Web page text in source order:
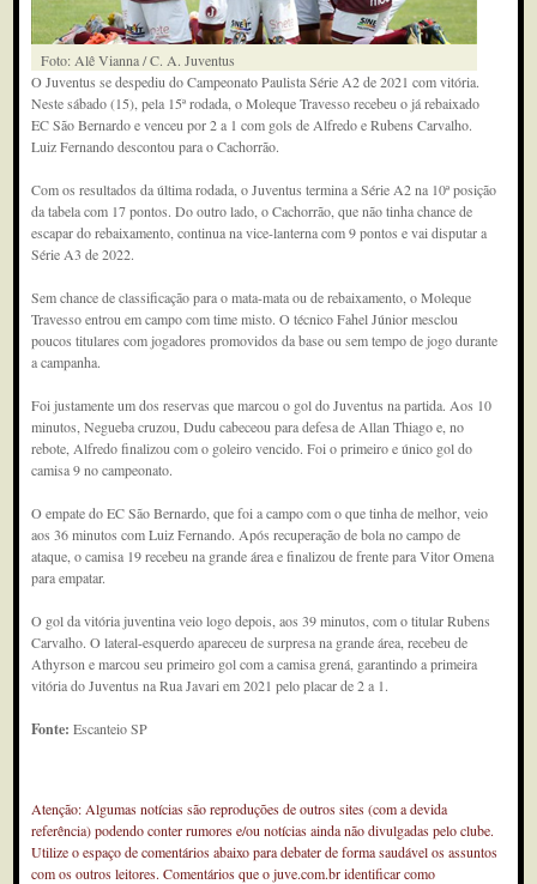
Foto: Alê Vianna / C. A. Juventus
O Juventus se despediu do Campeonato Paulista Série A2 de 2021 com vitória.
Neste sábado (15), pela 15ª rodada, o Moleque Travesso recebeu o já rebaixado
EC São Bernardo e venceu por 2 a 1 com gols de Alfredo e Rubens Carvalho.
Luiz Fernando descontou para o Cachorrão.
Com os resultados da última rodada, o Juventus termina a Série A2 na 10ª posição
da tabela com 17 pontos. Do outro lado, o Cachorrão, que não tinha chance de
escapar do rebaixamento, continua na vice-lanterna com 9 pontos e vai disputar a
Série A3 de 2022.
Sem chance de classificação para o mata-mata ou de rebaixamento, o Moleque
Travesso entrou em campo com time misto. O técnico Fahel Júnior mesclou
poucos titulares com jogadores promovidos da base ou sem tempo de jogo durante
a campanha.
Foi justamente um dos reservas que marcou o gol do Juventus na partida. Aos 10
minutos, Negueba cruzou, Dudu cabeceou para defesa de Allan Thiago e, no
rebote, Alfredo finalizou com o goleiro vencido. Foi o primeiro e único gol do
camisa 9 no campeonato.
O empate do EC São Bernardo, que foi a campo com o que tinha de melhor, veio
aos 36 minutos com Luiz Fernando. Após recuperação de bola no campo de
ataque, o camisa 19 recebeu na grande área e finalizou de frente para Vitor Omena
para empatar.
O gol da vitória juventina veio logo depois, aos 39 minutos, com o titular Rubens
Carvalho. O lateral-esquerdo apareceu de surpresa na grande área, recebeu de
Athyrson e marcou seu primeiro gol com a camisa grená, garantindo a primeira
vitória do Juventus na Rua Javari em 2021 pelo placar de 2 a 1.
Fonte:Escanteio SP
Atenção: Algumas notícias são reproduções de outros sites (com a devida
referência) podendo conter rumores e/ou notícias ainda não divulgadas pelo clube.
Utilize o espaço de comentários abaixo para debater de forma saudável os assuntos
com os outros leitores. Comentários que o juve.com.br identificar como